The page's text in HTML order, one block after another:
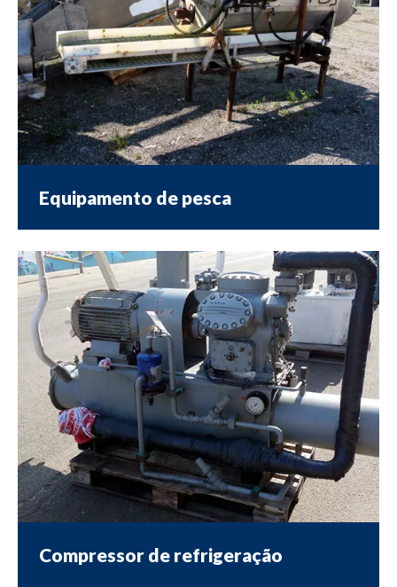
Equipamento de pesca
Compressor de refrigeração